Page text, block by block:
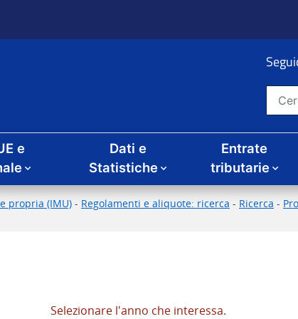
Cerca nel
e
Dati e
Statistiche
Entrate
tributarie
propria (IMU) - Regolamenti e aliquote: ricerca - Ricerca -
Selezionare l'anno che interessa.